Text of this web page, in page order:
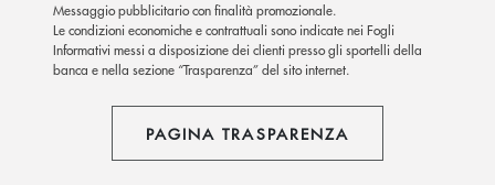
Messaggio pubblicitario con finalità promozionale.
Le condizioni economiche e contrattuali sono indicate nei Fogli
Informativi messi a disposizione dei clienti presso gli sportelli della
banca e nella sezione “Trasparenza” del sito internet.
PAGINA TRASPARENZA